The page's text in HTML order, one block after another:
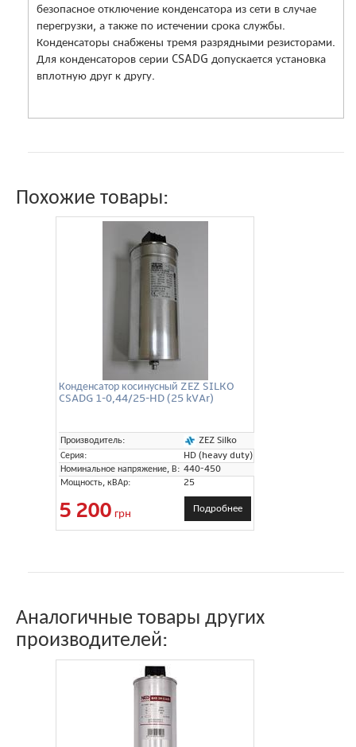
безопасное отключение конденсатора из сети в случае
перегрузки, а также по истечении срока службы.
Конденсаторы снабжены тремя разрядными резисторами.
Для конденсаторов серии CSADG допускается установка
вплотную друг к другу.
Похожие товары:
Конденсатор косинусный ZEZ SILKO
CSADG 1-0,44/25-HD (25 kVAr)
Производитель:
ZEZ Silko
Серия:
HD (heavy duty)
Номинальное напряжение, В: 440-450
Мощность, кВАр:
25
5 200 грн Подробнее
Аналогичные товары других
производителей: